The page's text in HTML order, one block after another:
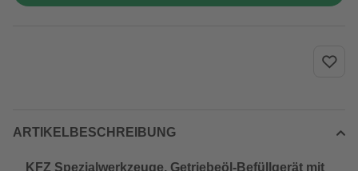
ARTIKELBESCHREIBUNG
KFZ Spezialwerkzeuge, Getriebeöl-Befüllgerät mit